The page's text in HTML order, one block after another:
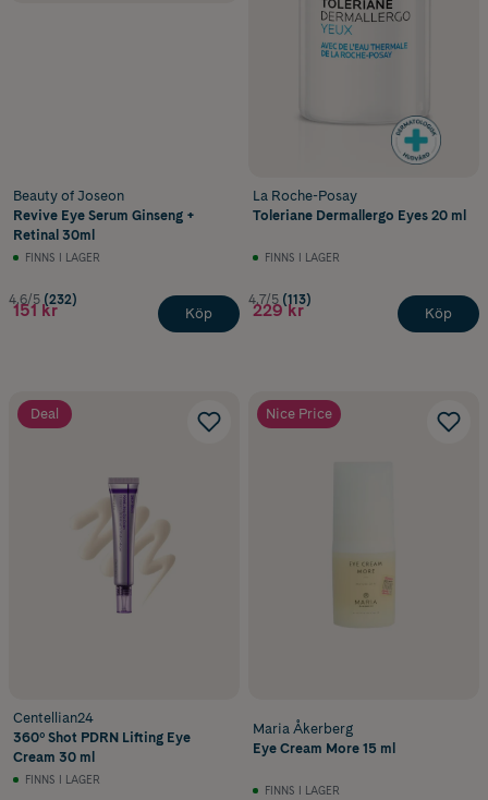
Vanliga frågor om ögonkräm
Vilken kräm är bäst för påsar under ögonen?
Vad är bäst mot rynkor under ögonen?
Beauty of Joseon
Revive Eye Serum Ginseng +
Retinal 30ml
FINNS I LAGER
4.6/5 (232)
151 kr Köp
La Roche-Posay
Toleriane Dermallergo Eyes 20 ml
FINNS I LAGER
4.7/5 (113)
229 kr Köp
Deal
Centellian24
360º Shot PDRN Lifting Eye
Cream 30 ml
FINNS I LAGER
Nice Price
Maria Åkerberg
Eye Cream More 15 ml
FINNS I LAGER